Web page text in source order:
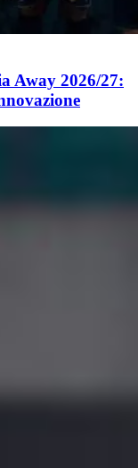
Away 2026/27: